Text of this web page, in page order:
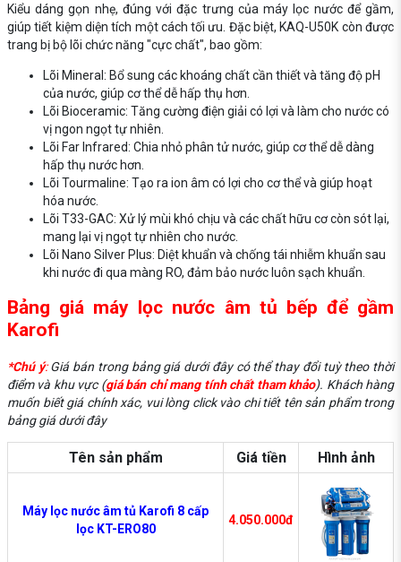
Kiểu dáng gọn nhẹ, đúng với đặc trưng của máy lọc nước để gầm,
giúp tiết kiệm diện tích một cách tối ưu. Đặc biệt, KAQ-U50K còn được
trang bị bộ lõi chức năng "cực chất", bao gồm:
Lõi Mineral: Bổ sung các khoáng chất cần thiết và tăng độ pH
của nước, giúp cơ thể dễ hấp thụ hơn.
Lõi Bioceramic: Tăng cường điện giải có lợi và làm cho nước có
vị ngon ngọt tự nhiên.
Lõi Far Infrared: Chia nhỏ phân tử nước, giúp cơ thể dễ dàng
hấp thụ nước hơn.
Lõi Tourmaline: Tạo ra ion âm có lợi cho cơ thể và giúp hoạt
hóa nước.
Lõi T33-GAC: Xử lý mùi khó chịu và các chất hữu cơ còn sót lại,
mang lại vị ngọt tự nhiên cho nước.
Lõi Nano Silver Plus: Diệt khuẩn và chống tái nhiễm khuẩn sau
khi nước đi qua màng RO, đảm bảo nước luôn sạch khuẩn.
Bảng giá máy lọc nước âm tủ bếp để gầm
Karofi
*Chú ý:Giá bán trong bảng giá dưới đây có thể thay đổi tuỳ theo thời
điểm và khu vực (giá bán chỉ mang tính chất tham khảo). Khách hàng
muốn biết giá chính xác, vui lòng click vào chi tiết tên sản phẩm trong
bảng giá dưới đây
Tên sản phẩm Giá tiền Hình ảnh
Máy lọc nước âm tủ Karofi 8 cấp
lọc KT-ERO80
4.050.000đ